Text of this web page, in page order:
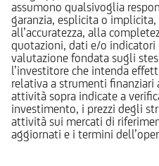
assumono qualsivoglia
garanzia, esplicita o
all’accuratezza, alla
quotazioni, dati e/o indicatori
valutazione fondata sugli
l’investitore che intenda
relativa a strumenti
attività sopra indicate a
investimento, i prezzi degli
attività sui mercati di
aggiornati e i termini